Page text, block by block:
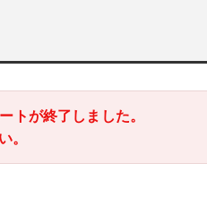
トが終了しました。
。